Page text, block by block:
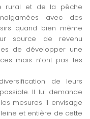
rural et de la pêche
avec des
quand bien même
source de revenu
de développer une
mais n’ont pas les
de leurs
Il lui demande
mesures il envisage
et entière de cette